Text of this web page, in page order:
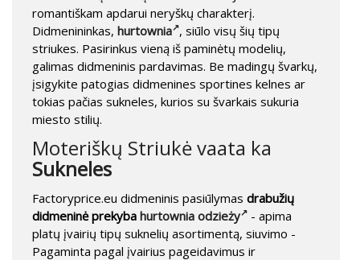
romantiškam apdarui neryškų charakterį.
Didmenininkas, hurtownia , siūlo visų šių tipų
striukes. Pasirinkus vieną iš paminėtų modelių,
galimas didmeninis pardavimas. Be madingų švarkų,
įsigykite patogias didmenines sportines kelnes ar
tokias pačias sukneles, kurios su švarkais sukuria
miesto stilių.
Moteriškų Striukė vaata ka
Sukneles
Factoryprice.eu didmeninis pasiūlymas drabužių
didmeninė prekyba hurtownia odzieży
- apima
platų įvairių tipų suknelių asortimentą, siuvimo -
Pagaminta pagal įvairius pageidavimus ir